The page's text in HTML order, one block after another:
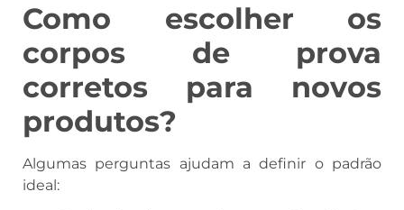
Como escolher os
corpos de prova
corretos para novos
produtos?
Algumas perguntas ajudam a definir o padrão
ideal: